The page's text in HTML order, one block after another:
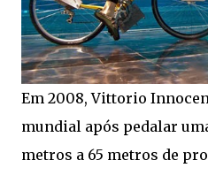
Em 2008, Vittorio
mundial após pedalar
metros a 65 metros de